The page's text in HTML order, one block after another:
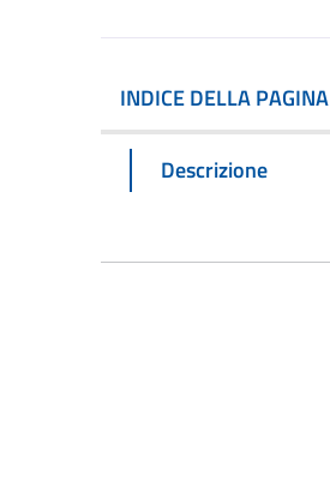
INDICE DELLA PAGINA
Descrizione